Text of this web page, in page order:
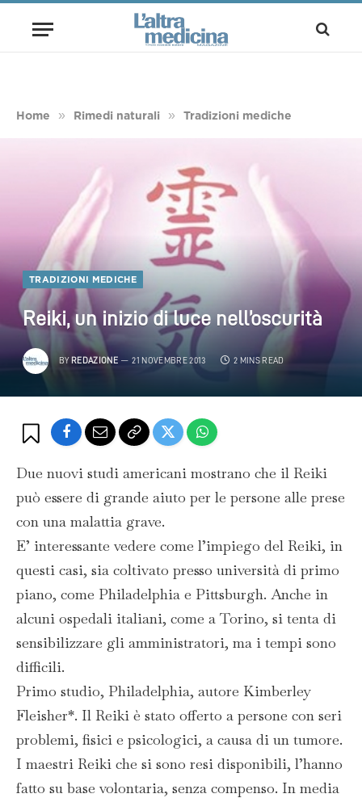
Home » Rimedi naturali » Tradizioni mediche
TRADIZIONI MEDICHE
Reiki, un inizio di luce nell’oscurità
BY REDAZIONE 21 NOVEMBRE 2013 2 MINS READ
Due nuovi studi americani mostrano che il Reiki
può essere di grande aiuto per le persone alle prese
con una malattia grave.
E’ interessante vedere come l’impiego del Reiki, in
questi casi, sia coltivato presso università di primo
piano, come Philadelphia e Pittsburgh. Anche in
alcuni ospedali italiani, come a Torino, si tenta di
sensibilizzare gli amministratori, ma i tempi sono
difficili.
Primo studio, Philadelphia, autore Kimberley
Fleisher*. Il Reiki è stato offerto a persone con seri
problemi, fisici e psicologici, a causa di un tumore.
I maestri Reiki che si sono resi disponibili, l’hanno
fatto su base volontaria, senza compenso. In media